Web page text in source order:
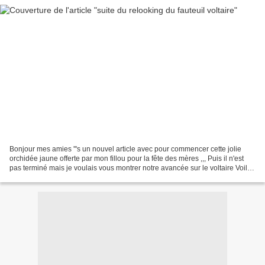
Bonjour mes amies '''s un nouvel article avec pour commencer cette jolie
orchidée jaune offerte par mon fillou pour la fête des mères ,,, Puis il n'est
pas terminé mais je voulais vous montrer notre avancée sur le voltaire Voilà